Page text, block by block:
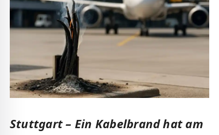
Stuttgart – Ein Kabelbrand hat am